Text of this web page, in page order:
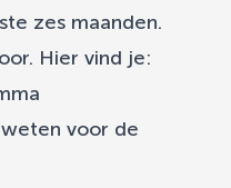
zes maanden.
Hier vind je:
voor de